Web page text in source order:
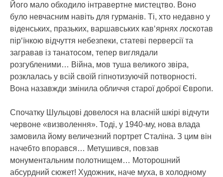
Його мало обходило інтравертне мистецтво. Воно
було невчасним навіть для гурманів. Ті, хто недавно у
віденських, празьких, варшавських кав‘ярнях лоскотав
пір‘їнкою відчуття небезпеки, статеві перверсії та
загравав із танатосом, тепер виглядали
розгубленими… Війна, мов туша великого звіра,
розклалась у всій своїй гіпнотизуючій потворності.
Вона назавжди змінила обличчя старої доброї Європи.
Спочатку Шульцові довелося на власній шкірі відчути
червоне «визволення». Тоді, у 1940-му, нова влада
замовила йому величезний портрет Сталіна. З цим він
начебто впорався… Метушився, повзав
монументальним полотнищем… Моторошний
абсурдний сюжет! Художник, наче муха, в холодному